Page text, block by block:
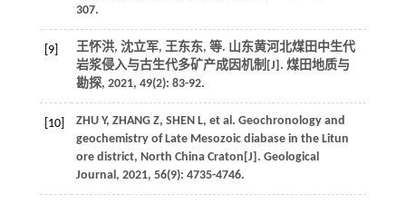
307.
[9] 王怀洪, 沈立军, 王东东, 等. 山东黄河北煤田中生代
岩浆侵入与古生代多矿产成因机制[J]. 煤田地质与
勘探, 2021, 49(2): 83-92.
[10] ZHU Y, ZHANG Z, SHEN L, et al . Geochronology and
geochemistry of Late Mesozoic diabase in the Litun
ore district, North China Craton[J]. Geological
Journal , 2021, 56(9): 4735-4746.